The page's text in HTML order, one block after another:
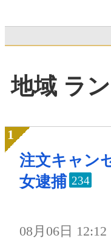
地域 ラ
注文キャン
女逮捕 234
08月06日 12:12